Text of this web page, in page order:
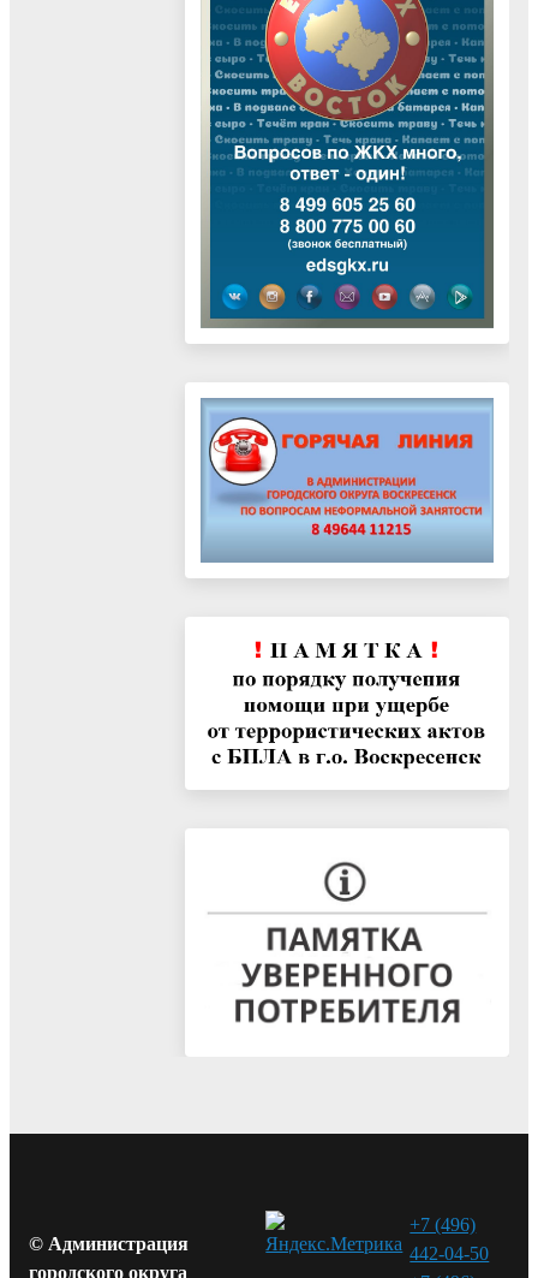
© Администрация
городского округа
+7 (496)
442-04-50